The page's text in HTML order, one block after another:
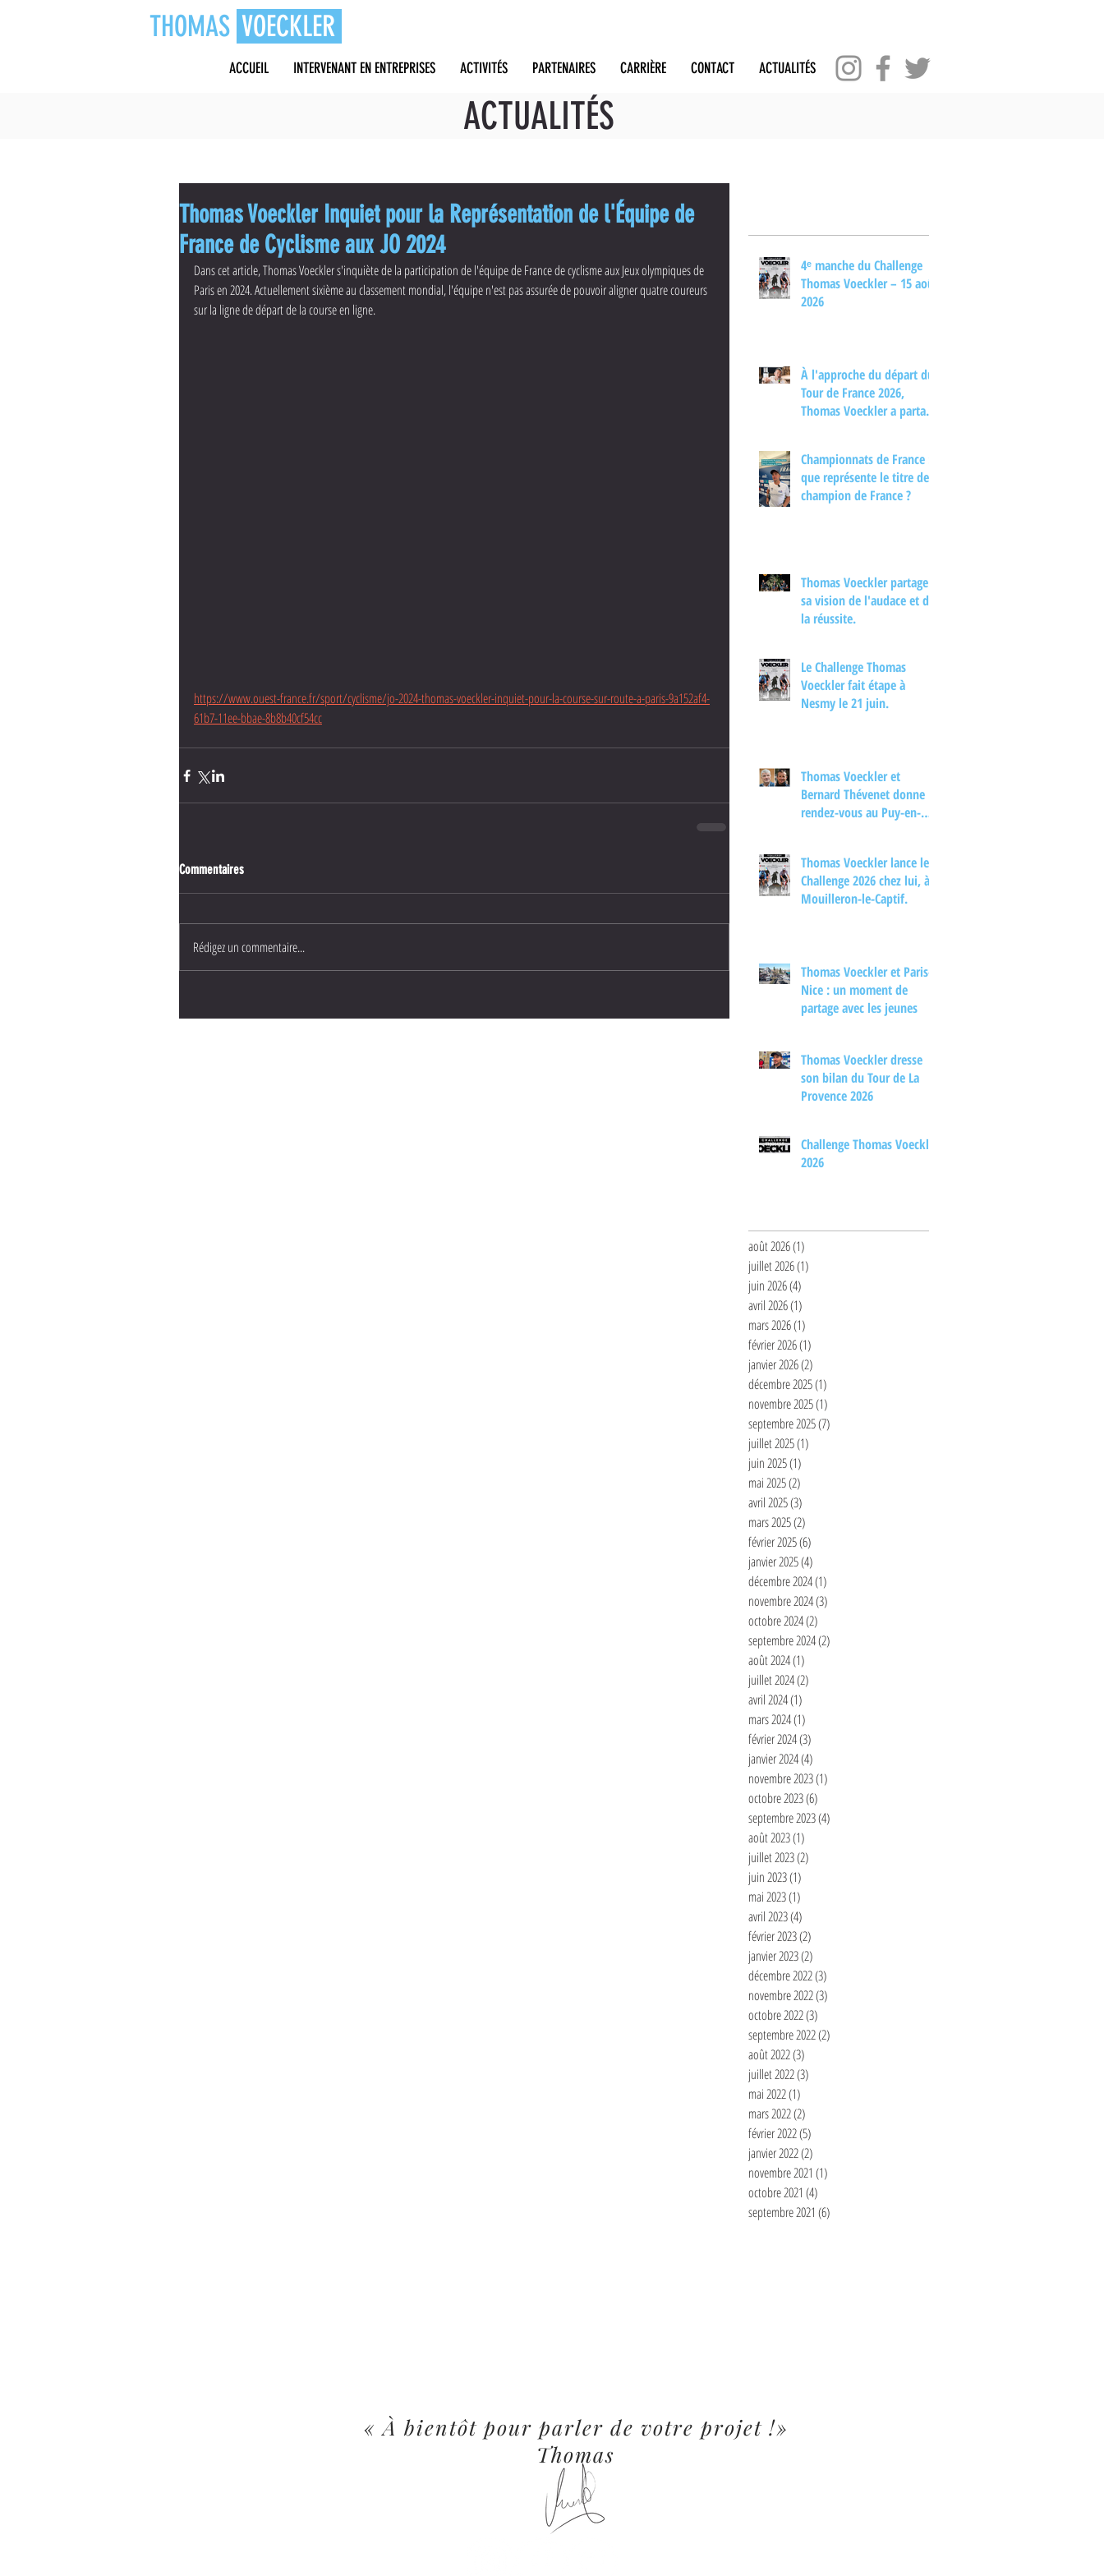
THOMAS VOECKLER
ACCUEIL INTERVENANT EN ENTREPRISES ACTIVITÉS PARTENAIRES CARRIÈRE CONTACT ACTUALITÉS
ACTUALITÉS
Thomas Voeckler Inquiet pour la Représentation de l'Équipe de
France de Cyclisme aux JO 2024
Dans cet article, Thomas Voeckler s'inquiète de la participation de l'équipe de France de cyclisme aux Jeux olympiques de
Paris en 2024. Actuellement sixième au classement mondial, l'équipe n'est pas assurée de pouvoir aligner quatre coureurs
sur la ligne de départ de la course en ligne.
https://www.ouest-france.fr/sport/cyclisme/jo-2024-thomas-voeckler-inquiet-pour-la-course-sur-route-a-paris-9a152af4-
61b7-11ee-bbae-8b8b40cf54cc
Commentaires
Rédigez un commentaire...
4ᵉ manche du Challenge
Thomas Voeckler – 15 août
2026
À l'approche du départ du
Tour de France 2026,
Thomas Voeckler a partagé
nouvelle édition dans une
interview.
Championnats de France :
que représente le titre de
champion de France ?
Thomas Voeckler partage
sa vision de l'audace et de
la réussite.
Le Challenge Thomas
Voeckler fait étape à
Nesmy le 21 juin.
Thomas Voeckler et
Bernard Thévenet donne
rendez-vous au Puy-en-
cyclisme
Thomas Voeckler lance le
Challenge 2026 chez lui, à
Mouilleron-le-Captif.
Thomas Voeckler et Paris-
Nice : un moment de
partage avec les jeunes
Thomas Voeckler dresse
son bilan du Tour de La
Provence 2026
Challenge Thomas Voeckler
2026
août 2026(1)
juillet 2026(1)
juin 2026(4)
avril 2026(1)
mars 2026(1)
février 2026(1)
janvier 2026(2)
décembre 2025(1)
novembre 2025(1)
septembre 2025(7)
juillet 2025(1)
juin 2025(1)
mai 2025(2)
avril 2025(3)
mars 2025(2)
février 2025(6)
janvier 2025(4)
décembre 2024(1)
novembre 2024(3)
octobre 2024(2)
septembre 2024(2)
août 2024(1)
juillet 2024(2)
avril 2024(1)
mars 2024(1)
février 2024(3)
janvier 2024(4)
novembre 2023(1)
octobre 2023(6)
septembre 2023(4)
août 2023(1)
juillet 2023(2)
juin 2023(1)
mai 2023(1)
avril 2023(4)
février 2023(2)
janvier 2023(2)
décembre 2022(3)
novembre 2022(3)
octobre 2022(3)
septembre 2022(2)
août 2022(3)
juillet 2022(3)
mai 2022(1)
mars 2022(2)
février 2022(5)
janvier 2022(2)
novembre 2021 (1)
octobre 2021 (4)
septembre 2021 (6)
« À bientôt pour parler de votre projet !»
Thomas